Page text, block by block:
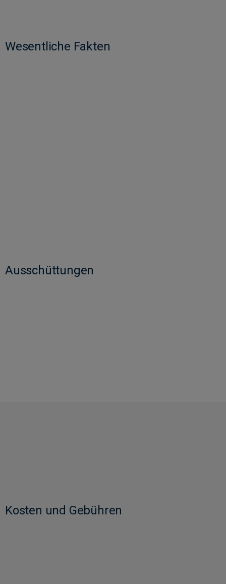
Wesentliche Fakten
Ausschüttungen
Kosten und Gebühren